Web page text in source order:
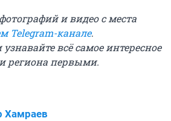
и видео с места
Telegram-канале.
всё самое интересное
региона первыми.
Хамраев